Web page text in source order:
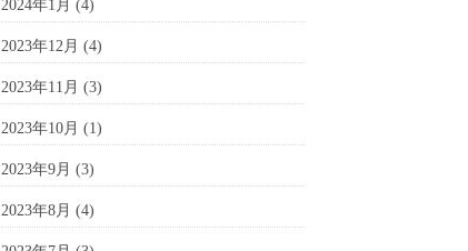
2024年1月 (4)
2023年12月 (4)
2023年11月 (3)
2023年10月 (1)
2023年9月 (3)
2023年8月 (4)